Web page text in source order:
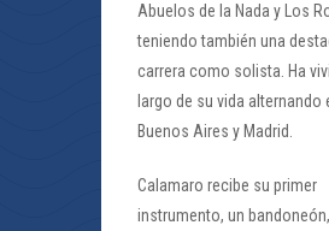
Abuelos de la Nada y Los
teniendo también una
carrera como solista. Ha
largo de su vida alternando
Buenos Aires y Madrid.
Calamaro recibe su primer
instrumento, un